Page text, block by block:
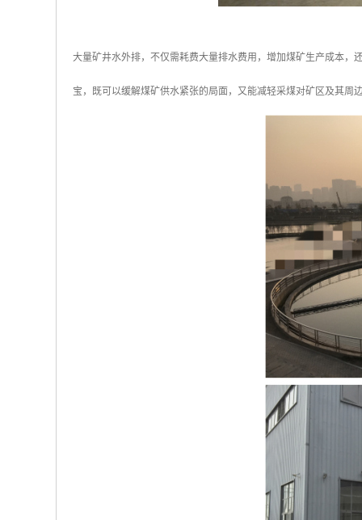
大量矿井水外排，不仅需耗费大量排水费用，增加煤矿生产成本
宝，既可以缓解煤矿供水紧张的局面，又能减轻采煤对矿区及其周